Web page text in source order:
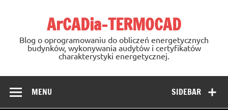
ArCADia-TERMOCAD
Blog o oprogramowaniu do obliczeń energetycznych
budynków, wykonywania audytów i certyfikatów
charakterystyki energetycznej.
SIDEBAR
MENU